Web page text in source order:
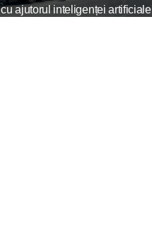
cu ajutorul inteligenței artificiale